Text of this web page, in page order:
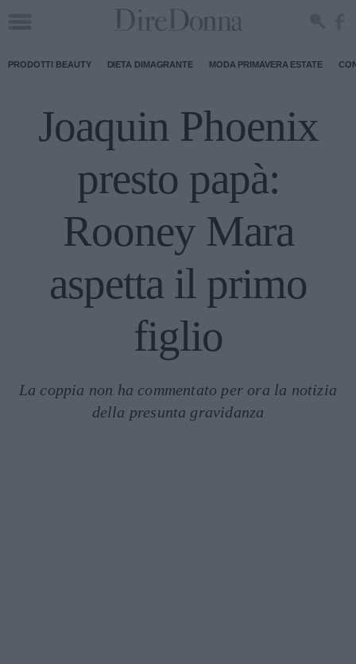
PRODOTTI BEAUTY DIETA DIMAGRANTE MODA PRIMAVERA ESTATE
Joaquin Phoenix
presto papà:
Rooney Mara
aspetta il primo
figlio
La coppia non ha commentato per ora la notizia
della presunta gravidanza